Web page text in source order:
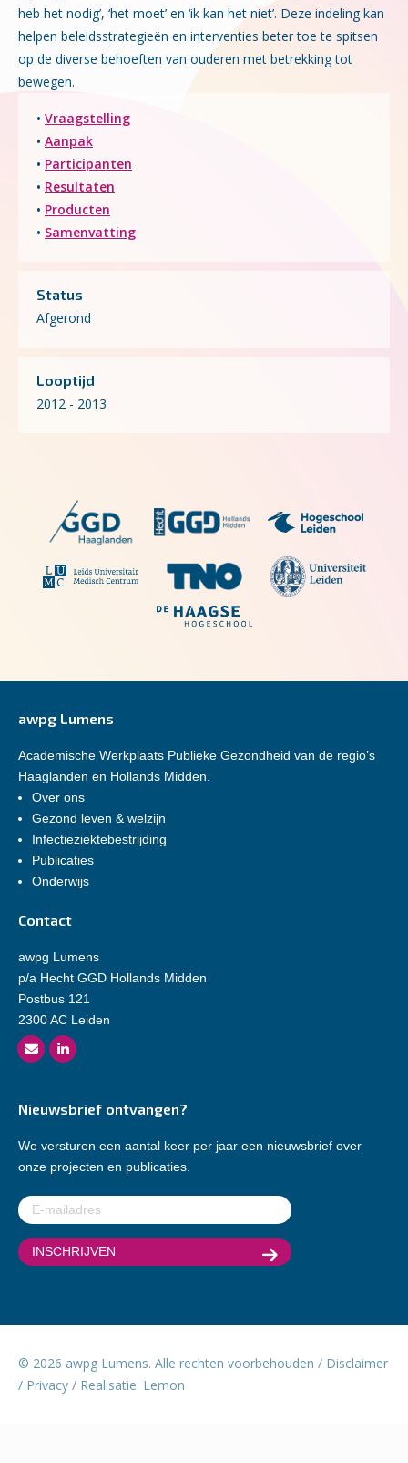
heb het nodig’, ‘het moet’ en ‘ik kan het niet’. Deze indeling kan
helpen beleidsstrategieën en interventies beter toe te spitsen
op de diverse behoeften van ouderen met betrekking tot
bewegen.
• Vraagstelling
• Aanpak
• Participanten
• Resultaten
• Producten
• Samenvatting
Status
Afgerond
Looptijd
2012 - 2013
awpg Lumens
Academische Werkplaats Publieke Gezondheid van de regio’s
Haaglanden en Hollands Midden.
Over ons
Gezond leven & welzijn
Infectieziektebestrijding
Publicaties
Onderwijs
Contact
awpg Lumens
p/a Hecht GGD Hollands Midden
Postbus 121
2300 AC Leiden
Nieuwsbrief ontvangen?
We versturen een aantal keer per jaar een nieuwsbrief over
onze projecten en publicaties.
E-
mailadres(Vereist)
© 2026 awpg Lumens. Alle rechten voorbehouden / Disclaimer
/ Privacy / Realisatie: Lemon